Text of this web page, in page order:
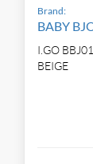
Brand:
BABY
I.GO
BEIGE